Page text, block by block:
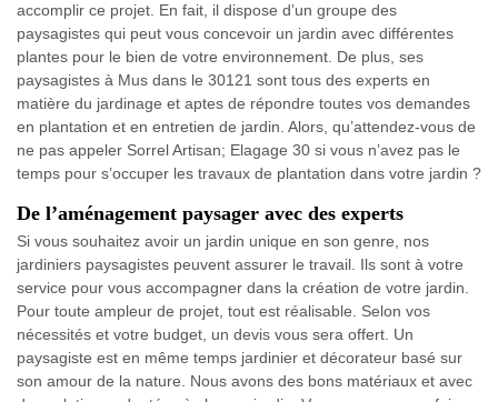
accomplir ce projet. En fait, il dispose d’un groupe des
paysagistes qui peut vous concevoir un jardin avec différentes
plantes pour le bien de votre environnement. De plus, ses
paysagistes à Mus dans le 30121 sont tous des experts en
matière du jardinage et aptes de répondre toutes vos demandes
en plantation et en entretien de jardin. Alors, qu’attendez-vous de
ne pas appeler Sorrel Artisan; Elagage 30 si vous n’avez pas le
temps pour s’occuper les travaux de plantation dans votre jardin ?
De l’aménagement paysager avec des experts
Si vous souhaitez avoir un jardin unique en son genre, nos
jardiniers paysagistes peuvent assurer le travail. Ils sont à votre
service pour vous accompagner dans la création de votre jardin.
Pour toute ampleur de projet, tout est réalisable. Selon vos
nécessités et votre budget, un devis vous sera offert. Un
paysagiste est en même temps jardinier et décorateur basé sur
son amour de la nature. Nous avons des bons matériaux et avec